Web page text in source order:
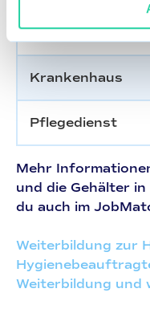
Altenpflege
Krankenhaus
Pflegedienst
Mehr
und die Gehälter
du auch im
Weiterbildung zur
Weiterbildung und